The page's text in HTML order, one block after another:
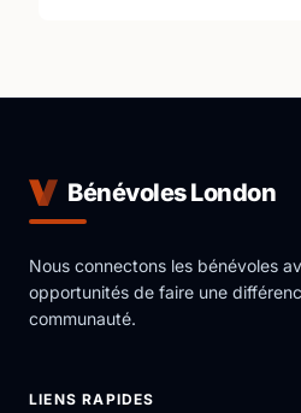
Bénévoles London
Nous connectons les bénévoles
opportunités de faire une
communauté.
LIENS RAPIDES